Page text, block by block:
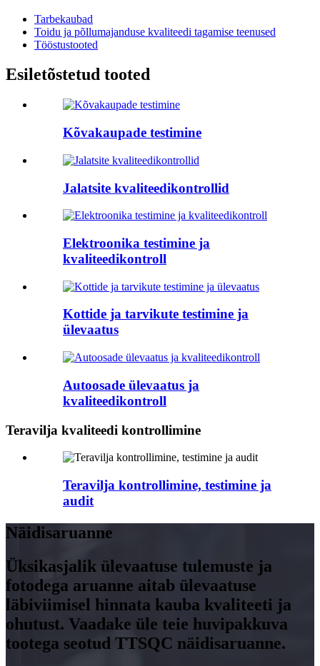
Tarbekaubad
Toidu ja põllumajanduse kvaliteedi tagamise teenused
Tööstustooted
Esiletõstetud tooted
Kõvakaupade testimine
Jalatsite kvaliteedikontrollid
Elektroonika testimine ja
kvaliteedikontroll
Kottide ja tarvikute testimine ja
ülevaatus
Autoosade ülevaatus ja
kvaliteedikontroll
Teravilja kvaliteedi kontrollimine
Teravilja kontrollimine, testimine ja
audit
Näidisaruanne
Üksikasjalik ülevaatuse tulemuste ja
fotodega aruanne aitab ülevaatuse
läbiviimisel hinnata kauba kvaliteeti ja
ohutust. Vaadake üle teie huvipakkuva
tootega seotud TTSQC näidisaruanne.